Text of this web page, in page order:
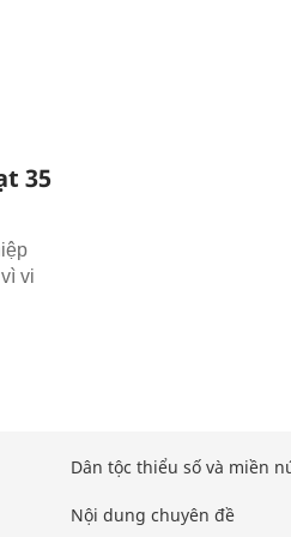
35
vi
Dân tộc thiểu số và miền
Nội dung chuyên đề